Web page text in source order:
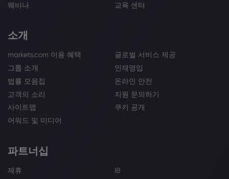
웨비나
교육 센터
소개
markets.com 이용 혜택
글로벌 서비스 제공
그룹 소개
인재영입
법률 모음집
온라인 안전
고객의 소리
지원 문의하기
사이트맵
쿠키 공개
어워드 및 미디어
파트너십
제휴 IB